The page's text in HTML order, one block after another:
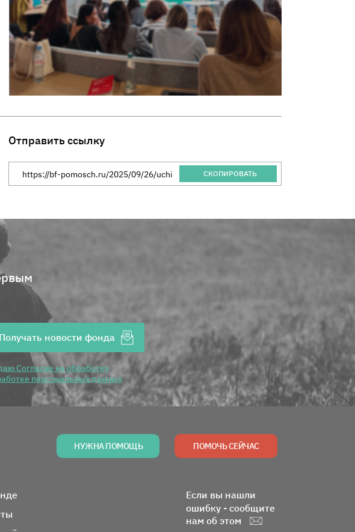
Отправить ссылку
Ссылка на сайт Благотворительного Фонда "Помощь"
СКОПИРОВАТЬ
Получать новости фонда
Согласие на обработку
персональных данных
НУЖНА ПОМОЩЬ ПОМОЧЬ СЕЙЧАС
Если вы нашли
ошибку - сообщите
нам об этом